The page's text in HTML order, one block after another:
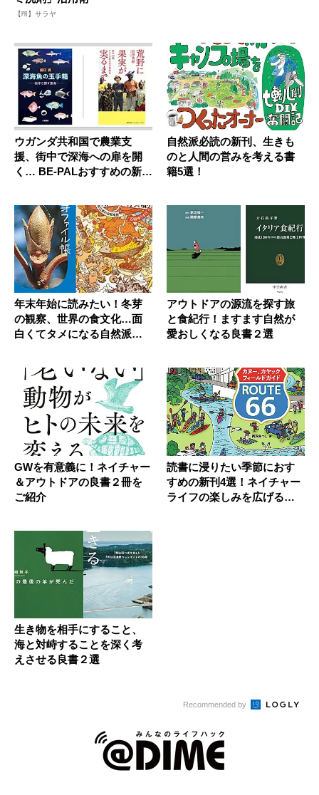
【PR】サラヤ
ウガンダ共和国で農業支
援、街中で深海への扉を開
く… BE-PALおすすめの新刊
自然派必読の新刊、生きも
のと人間の営みを考える書
籍5選！
年末年始に読みたい！冬芽
の観察、世界の食文化…面
白くてタメになる自然派新
アウトドアの源流を探す旅
と食紀行！ますます自然が
愛おしくなる良書２選
GWを有意義に！ネイチャー
＆アウトドアの良書２冊を
ご紹介
読書に浸りたい季節におす
すめの新刊4選！ネイチャー
ライフの楽しみを広げる名
生き物を相手にすること、
海と対峙することを深く考
えさせる良書２選
Recommended by